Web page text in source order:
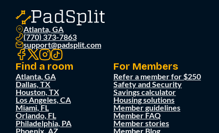
Atlanta, GA
(770) 373-7863
support@padsplit.com
Find a room
Atlanta, GA
Dallas, TX
Houston, TX
Los Angeles, CA
Miami, FL
Orlando, FL
Philadelphia, PA
Phoenix, AZ
For Members
Refer a member for $250
Safety and Security
Savings calculator
Housing solutions
Member guidelines
Member FAQ
Member stories
Member Blog